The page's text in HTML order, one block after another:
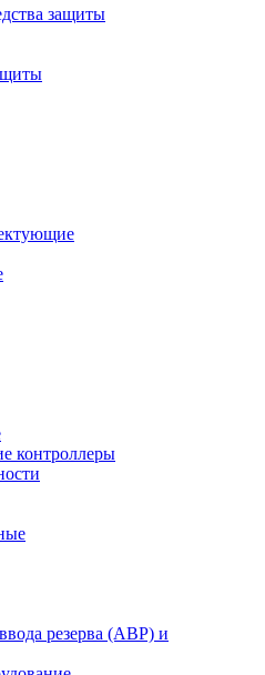
защиты
контроллеры
резерва (АВР) и